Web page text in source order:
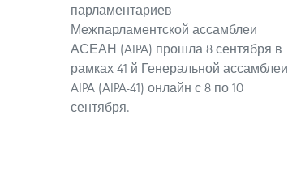
парламентариев
Межпарламентской ассамблеи
АСЕАН (AIPA) прошла 8 сентября в
рамках 41-й Генеральной ассамблеи
AIPA (AIPA-41) онлайн с 8 по 10
сентября.